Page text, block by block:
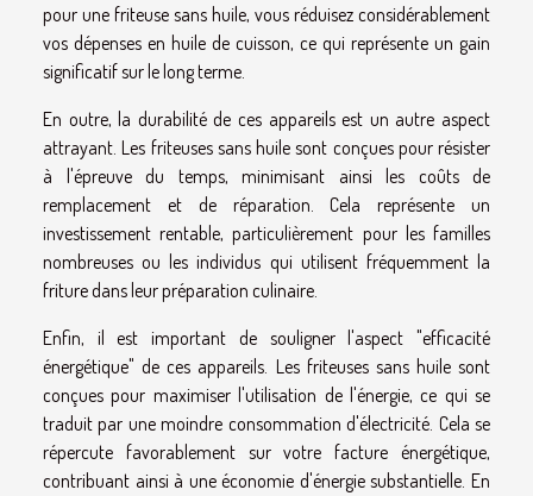
pour une friteuse sans huile, vous réduisez considérablement
vos dépenses en huile de cuisson, ce qui représente un gain
significatif sur le long terme.
En outre, la durabilité de ces appareils est un autre aspect
attrayant. Les friteuses sans huile sont conçues pour résister
à l'épreuve du temps, minimisant ainsi les coûts de
remplacement et de réparation. Cela représente un
investissement rentable, particulièrement pour les familles
nombreuses ou les individus qui utilisent fréquemment la
friture dans leur préparation culinaire.
Enfin, il est important de souligner l'aspect "efficacité
énergétique" de ces appareils. Les friteuses sans huile sont
conçues pour maximiser l'utilisation de l'énergie, ce qui se
traduit par une moindre consommation d'électricité. Cela se
répercute favorablement sur votre facture énergétique,
contribuant ainsi à une économie d'énergie substantielle. En